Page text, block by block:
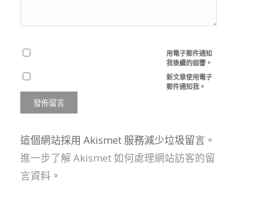
用電子郵件通知
我後續的迴響。
新文章使用電子
郵件通知我。
這個網站採用 Akismet 服務減少垃圾留言。
進一步了解 Akismet 如何處理網站訪客的留
言資料。